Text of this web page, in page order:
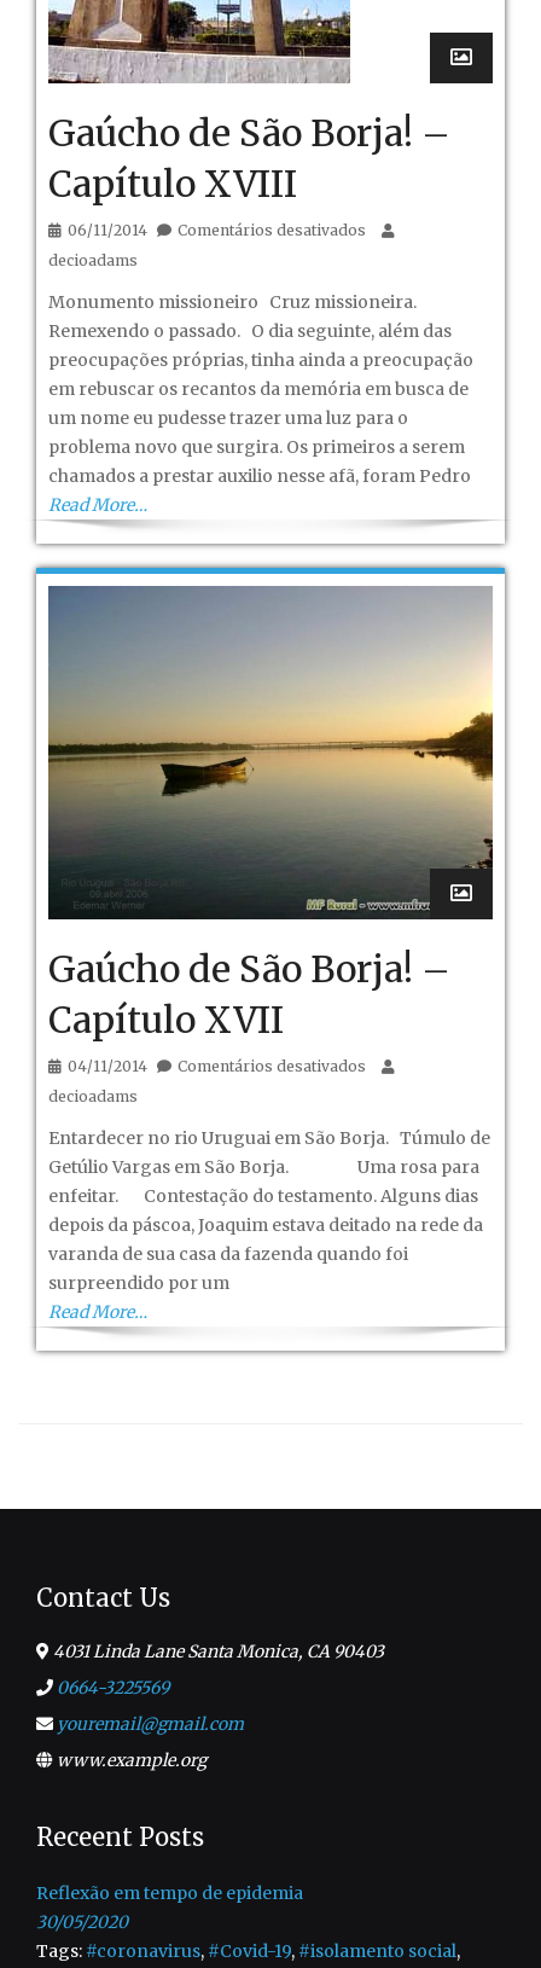
Gaúcho de São Borja! –
Capítulo XVIII
06/11/2014 Comentários desativados em
Borja!
–
decioadams
Monumento missioneiro Cruz missioneira.
Remexendo o passado. O dia seguinte, além das
preocupações próprias, tinha ainda a preocupação
em rebuscar os recantos da memória em busca de
um nome eu pudesse trazer uma luz para o
problema novo que surgira. Os primeiros a serem
chamados a prestar auxilio nesse afã, foram Pedro
Read More…
Gaúcho de São Borja! –
Capítulo XVII
04/11/2014 Comentários desativados em
São
decioadams
Entardecer no rio Uruguai em São Borja. Túmulo de
Getúlio Vargas em São Borja. Uma rosa para
enfeitar. Contestação do testamento. Alguns dias
depois da páscoa, Joaquim estava deitado na rede da
varanda de sua casa da fazenda quando foi
surpreendido por um
Read More…
Contact Us
4031 Linda Lane Santa Monica, CA 90403
0664-3225569
youremail@gmail.com
www.example.org
Receent Posts
Reflexão em tempo de epidemia
30/05/2020
Tags: #coronavirus, #Covid-19, #isolamento social,